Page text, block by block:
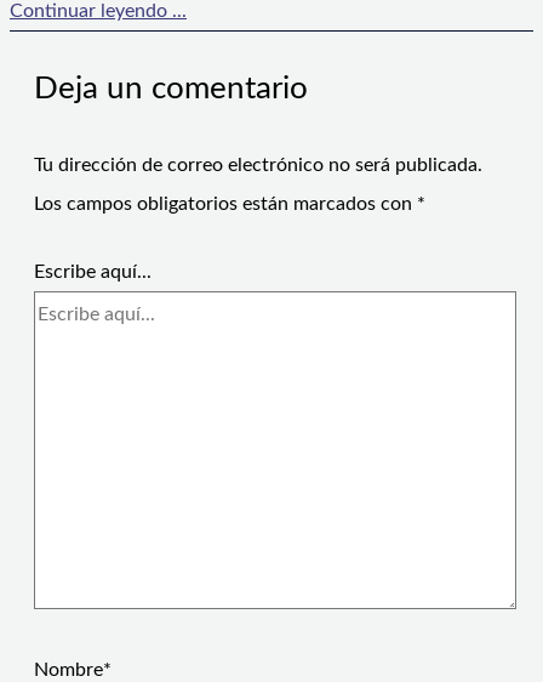
Continuar leyendo ...
Deja un comentario
Tu dirección de correo electrónico no será publicada.
Los campos obligatorios están marcados con *
Escribe aquí...
Nombre*